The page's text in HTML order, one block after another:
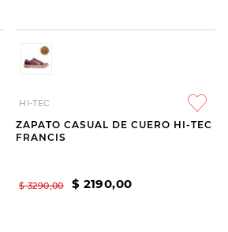
HI-TEC
ZAPATO CASUAL DE CUERO HI-TEC
FRANCIS
$ 3290,00 $ 2190,00